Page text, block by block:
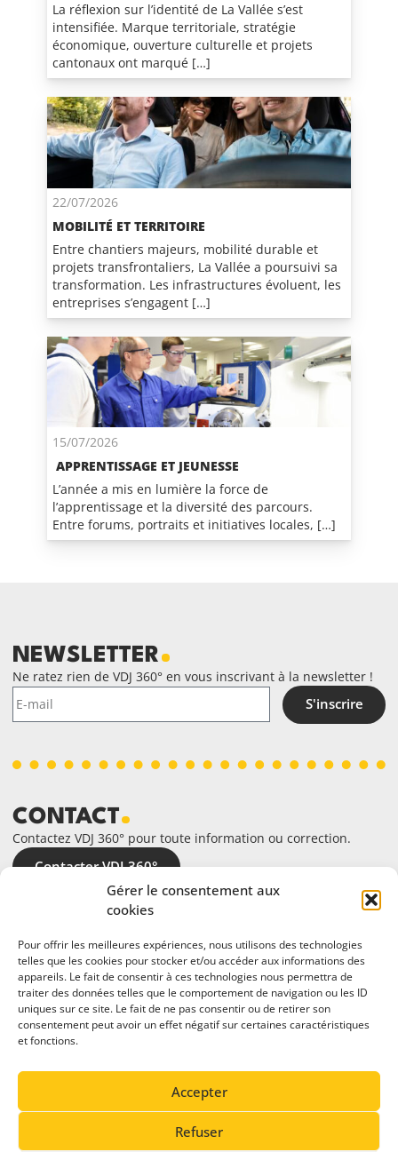
Gérer le consentement aux
cookies
Pour offrir les meilleures expériences, nous utilisons des technologies
telles que les cookies pour stocker et/ou accéder aux informations des
appareils. Le fait de consentir à ces technologies nous permettra de
traiter des données telles que le comportement de navigation ou les ID
uniques sur ce site. Le fait de ne pas consentir ou de retirer son
consentement peut avoir un effet négatif sur certaines caractéristiques
et fonctions.
Accepter
Refuser
La réflexion sur l’identité de La Vallée s’est
intensifiée. Marque territoriale, stratégie
économique, ouverture culturelle et projets
cantonaux ont marqué […]
22/07/2026
MOBILITÉ ET TERRITOIRE
Entre chantiers majeurs, mobilité durable et
projets transfrontaliers, La Vallée a poursuivi sa
transformation. Les infrastructures évoluent, les
entreprises s’engagent […]
15/07/2026
APPRENTISSAGE ET JEUNESSE
L’année a mis en lumière la force de
l’apprentissage et la diversité des parcours.
Entre forums, portraits et initiatives locales, […]
NEWSLETTER
Ne ratez rien de VDJ 360° en vous inscrivant à la newsletter !
S'inscrire
CONTACT
Contactez VDJ 360° pour toute information ou correction.
Contacter VDJ 360°
En partenariat avec